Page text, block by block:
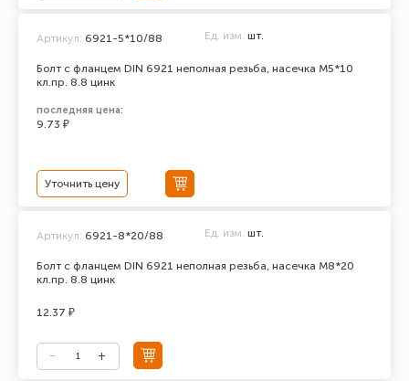
Болт с фланцем DIN 6921 неполная резьба, насечка М5*10
кл.пр. 8.8 цинк
Артикул: 6921-5*10/88 Ед. изм. шт.
последняя цена:
9.73 ₽
Уточнить цену
Болт с фланцем DIN 6921 неполная резьба, насечка М8*20
кл.пр. 8.8 цинк
Артикул: 6921-8*20/88 Ед. изм. шт.
12.37 ₽